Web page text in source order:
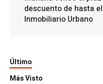
descuento de hasta
Inmobiliario Urbano
Último
Más Visto